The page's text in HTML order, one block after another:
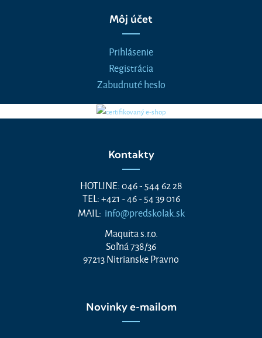
Môj účet
Prihlásenie
Registrácia
Zabudnuté heslo
Kontakty
HOTLINE: 046 - 544 62 28
TEL: +421 - 46 - 54 39 016
MAIL: info@predskolak.sk
Maquita s.r.o.
Soľná 738/36
97213 Nitrianske Pravno
Novinky e-mailom